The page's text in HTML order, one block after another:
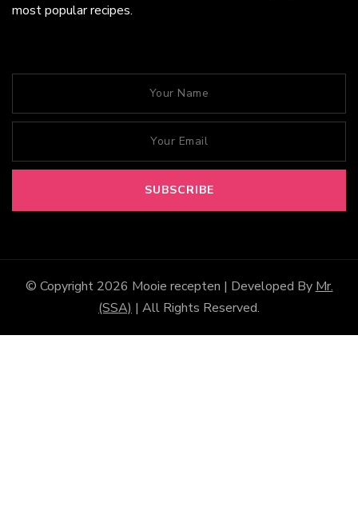
most popular recipes.
© Copyright 2026 Mooie recepten | Developed By Mr.
(SSA) | All Rights Reserved.